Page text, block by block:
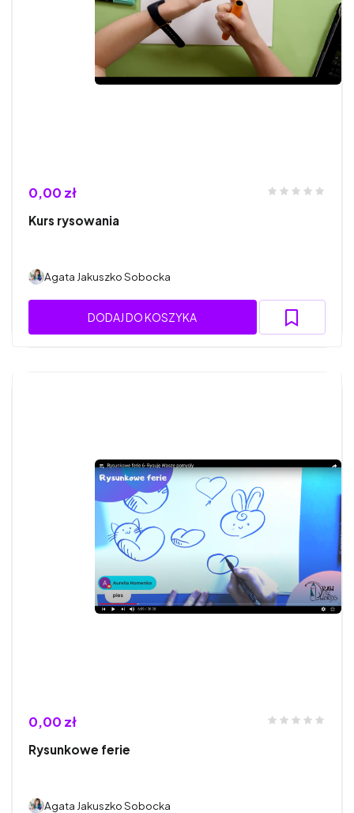
0,00 zł
Kurs rysowania
Agata Jakuszko Sobocka
DODAJ DO KOSZYKA
0,00 zł
Rysunkowe ferie
Agata Jakuszko Sobocka